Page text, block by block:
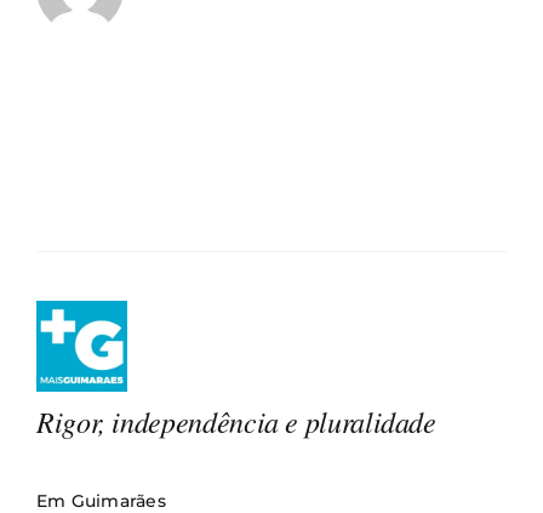
Rigor, independência e pluralidade
Em Guimarães